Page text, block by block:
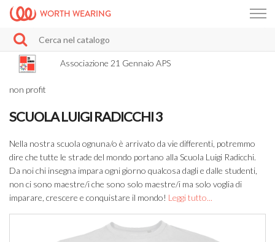
WORTH WEARING
Associazione 21 Gennaio APS
non profit
SCUOLA LUIGI RADICCHI 3
Nella nostra scuola ognuna/o è arrivato da vie differenti, potremmo
dire che tutte le strade del mondo portano alla Scuola Luigi Radicchi.
Da noi chi insegna impara ogni giorno qualcosa dagli e dalle studenti,
non ci sono maestre/i che sono solo maestre/i ma solo voglia di
imparare, crescere e conquistare il mondo! Leggi tutto...